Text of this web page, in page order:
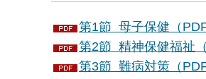
第1節 母子保健（PDF
第2節 精神保健福祉
第3節 難病対策（PDF